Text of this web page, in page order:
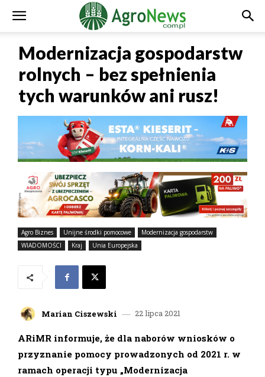
Modernizacja gospodarstw
rolnych – bez spełnienia
tych warunków ani rusz!
Agro Biznes Unijne środki pomocowe
Modernizacja gospodarstw
WIADOMOŚCI
Kraj Unia Europejska
Marian Ciszewski 22 lipca 2021
ARiMR informuje, że dla naborów wniosków o
przyznanie pomocy prowadzonych od 2021 r. w
ramach operacji typu „Modernizacja